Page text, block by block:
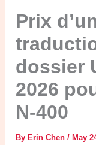
Prix
dossier
2026
N-400
ByErin Chen/May